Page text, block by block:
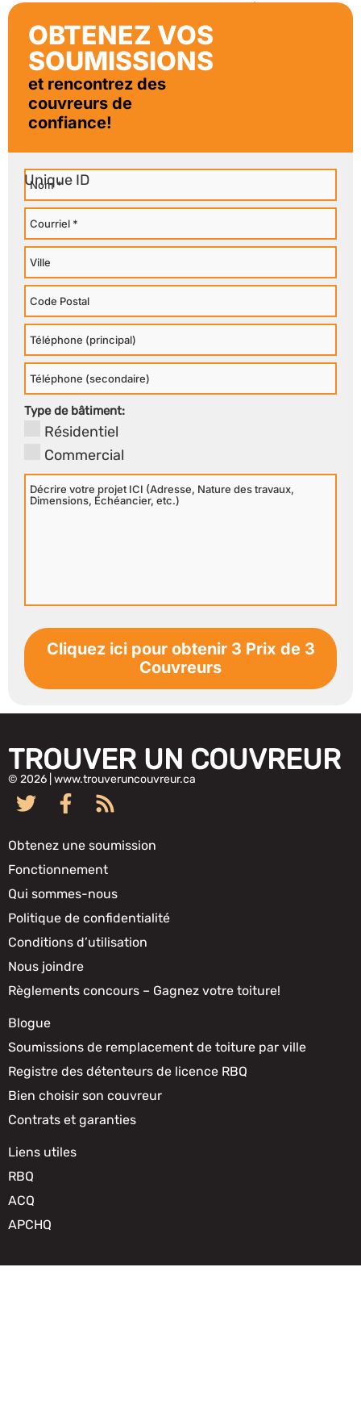
Westmount
OBTENEZ VOS
SOUMISSIONS
et rencontrez des
couvreurs de
confiance!
Nom
Courriel
Ville
Code
Postal
Téléphone
Principal
Téléphone
Secondaire
Type de bâtiment:
Résidentiel
Commercial
Décrire
votre
TROUVER UN COUVREUR
© 2026 | www.trouveruncouvreur.ca
Obtenez une soumission
Fonctionnement
Qui sommes-nous
Politique de confidentialité
Conditions d’utilisation
Nous joindre
Règlements concours – Gagnez votre toiture!
Blogue
Soumissions de remplacement de toiture par ville
Registre des détenteurs de licence RBQ
Bien choisir son couvreur
Contrats et garanties
Liens utiles
RBQ
ACQ
APCHQ